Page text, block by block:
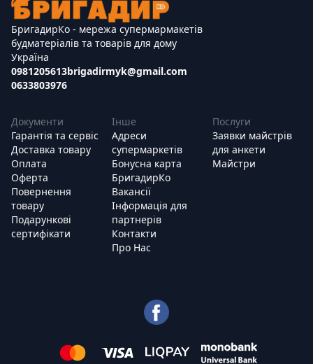
БригадирКо - мережа супермармакетів
будматеріалів та товарів для дому
Україна
0981205613
0633803976
brigadirmyk@gmail.com
Документи
Гарантія та сервіс
Доставка товару
Оплата
Оферта
Повернення
товару
Подарункові
сертифікати
Інше
Адреси
супермаркетів
Бонусна карта
БригадирКо
Вакансії
Інформація для
партнерів
Контакти
Про Нас
Послуги
Заявки майстрів
для анкети
Майстри